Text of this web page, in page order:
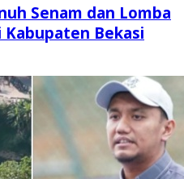
Senam dan Lomba
Kabupaten Bekasi